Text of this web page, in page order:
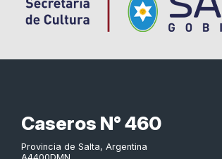
Caseros N° 460
Provincia de Salta, Argentina